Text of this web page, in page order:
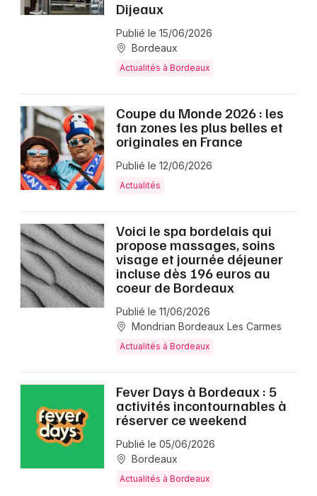
Dijeaux
Publié le 15/06/2026
Bordeaux
Actualités à Bordeaux
Coupe du Monde 2026 : les
fan zones les plus belles et
originales en France
Publié le 12/06/2026
Actualités
Voici le spa bordelais qui
propose massages, soins
visage et journée déjeuner
incluse dès 196 euros au
coeur de Bordeaux
Publié le 11/06/2026
Mondrian Bordeaux Les Carmes
Actualités à Bordeaux
Fever Days à Bordeaux : 5
activités incontournables à
réserver ce weekend
Publié le 05/06/2026
Bordeaux
Actualités à Bordeaux